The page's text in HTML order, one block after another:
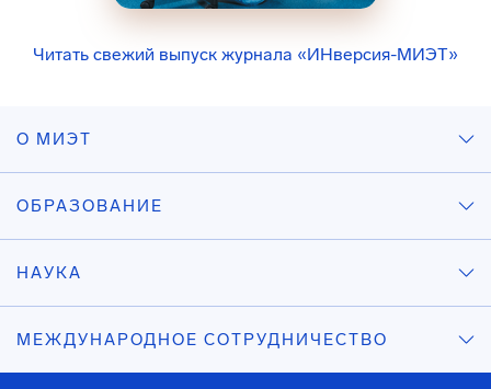
Читать свежий выпуск журнала «ИНверсия-МИЭТ»
О МИЭТ
ОБРАЗОВАНИЕ
НАУКА
МЕЖДУНАРОДНОЕ СОТРУДНИЧЕСТВО